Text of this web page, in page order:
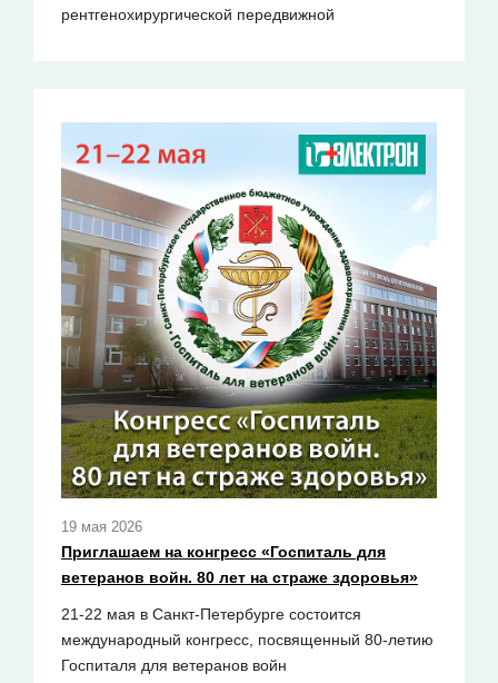
рентгенохирургической передвижной
19 мая 2026
Приглашаем на конгресс «Госпиталь для
ветеранов войн. 80 лет на страже здоровья»
21-22 мая в Санкт-Петербурге состоится
международный конгресс, посвященный 80-летию
Госпиталя для ветеранов войн